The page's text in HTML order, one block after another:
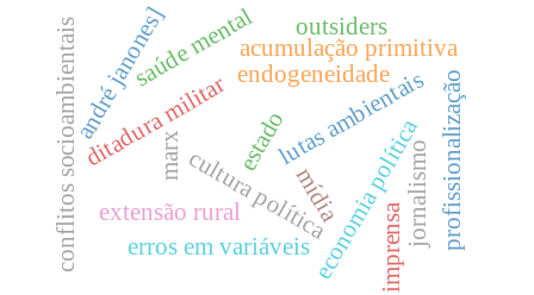
ditadura militar lutas ambientais
cultura política
endogeneidade
erros em variáveiseconomia política
marx
conflitos socioambientais acumulação primitiva
estado
saúde mental
extensão rural jornalismo
imprensa
mídia profissionalização
outsiders
andré janones]